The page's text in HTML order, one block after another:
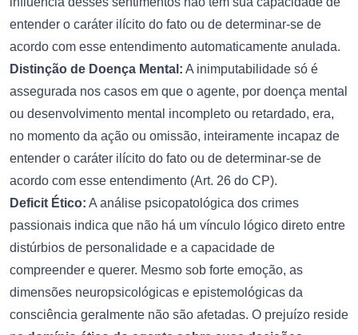
entender o caráter ilícito do fato ou de determinar-se de
acordo com esse entendimento automaticamente anulada.
Distinção de Doença Mental: A inimputabilidade só é
assegurada nos casos em que o agente, por doença mental
ou desenvolvimento mental incompleto ou retardado, era,
no momento da ação ou omissão, inteiramente incapaz de
entender o caráter ilícito do fato ou de determinar-se de
acordo com esse entendimento (Art. 26 do CP).
Deficit Ético: A análise psicopatológica dos crimes
passionais indica que não há um vínculo lógico direto entre
distúrbios de personalidade e a capacidade de
compreender e querer. Mesmo sob forte emoção, as
dimensões neuropsicológicas e epistemológicas da
consciência geralmente não são afetadas. O prejuízo reside